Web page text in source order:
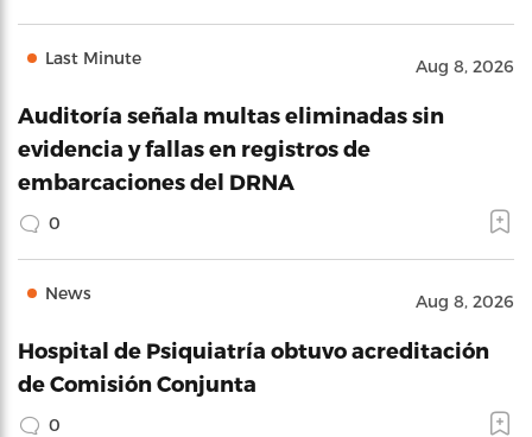
Last Minute Aug 8, 2026
Auditoría señala multas eliminadas sin
evidencia y fallas en registros de
embarcaciones del DRNA
0
News Aug 8, 2026
Hospital de Psiquiatría obtuvo acreditación
de Comisión Conjunta
0